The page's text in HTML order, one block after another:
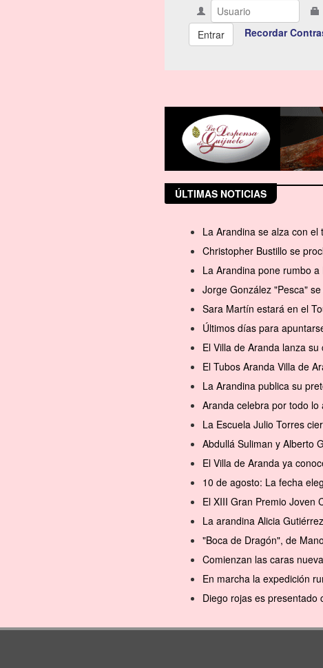
Recordar
ÚLTIMAS NOTICIAS
La Arandina se alza con
Christopher Bustillo se
La Arandina pone rumbo
Jorge González "Pesca"
Sara Martín estará en el
Últimos días para
El Villa de Aranda lanza
El Tubos Aranda Villa de
La Arandina publica su
Aranda celebra por todo
La Escuela Julio Torres
Abdullá Suliman y Alberto
El Villa de Aranda ya
10 de agosto: La fecha
El XIII Gran Premio Joven
La arandina Alicia
"Boca de Dragón", de
Comienzan las caras
En marcha la expedición
Diego rojas es